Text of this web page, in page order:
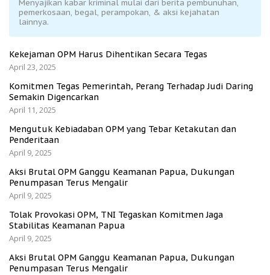
Menyajikan kabar kriminal mulai dari berita pembunuhan,
pemerkosaan, begal, perampokan, & aksi kejahatan
lainnya.
Kekejaman OPM Harus Dihentikan Secara Tegas
April 23, 2025
Komitmen Tegas Pemerintah, Perang Terhadap Judi Daring
Semakin Digencarkan
April 11, 2025
Mengutuk Kebiadaban OPM yang Tebar Ketakutan dan
Penderitaan
April 9, 2025
Aksi Brutal OPM Ganggu Keamanan Papua, Dukungan
Penumpasan Terus Mengalir
April 9, 2025
Tolak Provokasi OPM, TNI Tegaskan Komitmen Jaga
Stabilitas Keamanan Papua
April 9, 2025
Aksi Brutal OPM Ganggu Keamanan Papua, Dukungan
Penumpasan Terus Mengalir